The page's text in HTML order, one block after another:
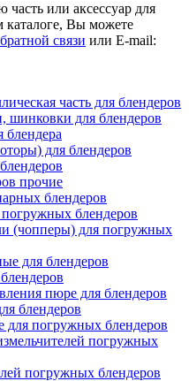
или аксессуар для
каталоге, Вы можете
связи или E-mail:
часть для блендеров
шинковки для блендеров
блендера
для блендеров
прочие
блендеров
блендеров
(чопперы) для погружных
для блендеров
пюре для блендеров
блендеров
для погружных блендеров
погружных
погружных блендеров